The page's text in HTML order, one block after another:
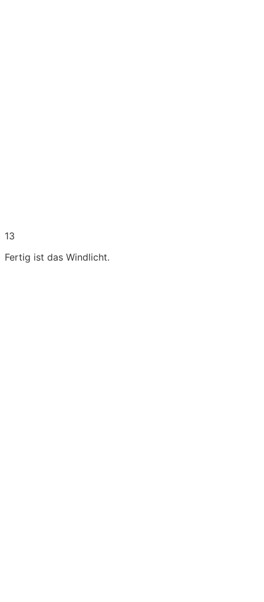
13
Fertig ist das Windlicht.